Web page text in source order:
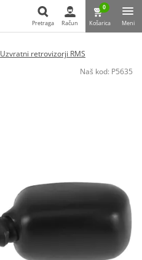
Pretraga Račun
0
Košarica Meni
Uzvratni retrovizorji RMS
Naš kod: P5635